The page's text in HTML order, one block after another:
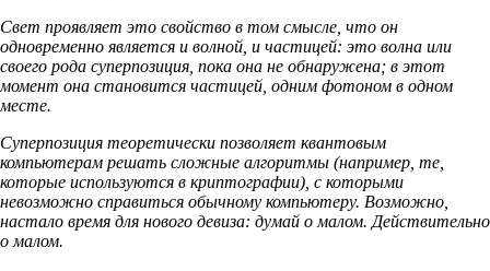
Свет проявляет это свойство в том смысле, что он
одновременно является и волной, и частицей: это волна или
своего рода суперпозиция, пока она не обнаружена; в этот
момент она становится частицей, одним фотоном в одном
месте.
Суперпозиция теоретически позволяет квантовым
компьютерам решать сложные алгоритмы (например, те,
которые используются в криптографии), с которыми
невозможно справиться обычному компьютеру. Возможно,
настало время для нового девиза: думай о малом. Действительно
о малом.